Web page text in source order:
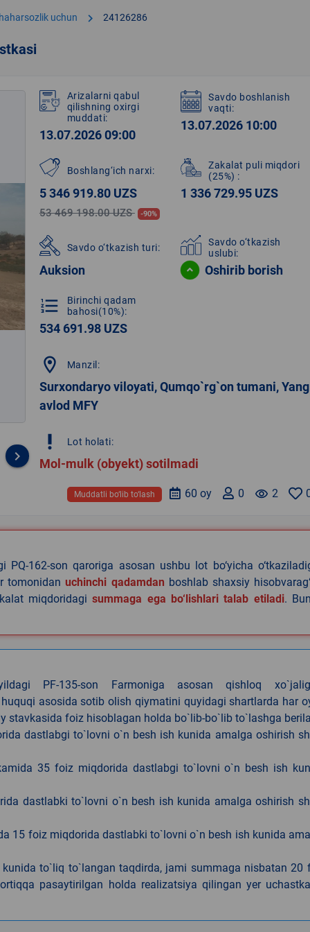
uchun chevron_right 24126286
keyboard_arrow_right
Arizalarni qabul
qilishning oxirgi
muddati:
13.07.2026 09:00
Savdo boshlanish
vaqti:
13.07.2026 10:00
Boshlang‘ich narxi:
5 346 919.80 UZS
53 469 198.00 UZS -90%
Zakalat puli miqdori
(25%) :
1 336 729.95 UZS
Savdo o‘tkazish turi:
Auksion
Savdo o‘tkazish
uslubi:
Oshirib borish
format_list_numbered
Birinchi qadam
bahosi(10%):
534 691.98 UZS
location_on Manzil:
Surxondaryo viloyati, Qumqo`rg`on tumani,
avlod MFY
priority_high Lot holati:
Mol-mulk (obyekt) sotilmadi
remove_red_eye 2
0
60 oy
Muddatli bo‘lib to‘lash
PQ-162-son qaroriga asosan ushbu lot bo‘yicha
tomonidanuchinchi qadamdan boshlab shaxsiy
miqdoridagisummaga ega bo‘lishlari talab etiladi.
PF-135-son Farmoniga asosan qishloq
asosida sotib olish qiymatini quyidagi shartlarda har
stavkasida foiz hisoblagan holda bo`lib-bo`lib to`lashga
dastlabgi to`lovni o`n besh ish kunida amalga oshirish
35 foiz miqdorida dastlabgi to`lovni o`n besh ish
dastlabki to`lovni o`n besh ish kunida amalga oshirish
15 foiz miqdorida dastlabki to`lovni o`n besh ish kunida
to`liq to`langan taqdirda, jami summaga nisbatan 20
pasaytirilgan holda realizatsiya qilingan yer